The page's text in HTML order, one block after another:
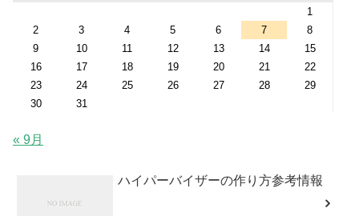
1
2
3 4 5 6 7
8
9
10 11 12 13 14
15
16
17 18 19 20 21
22
23
24 25 26 27 28
29
30
31
« 9月
ハイパーバイザーの作り方参考情報